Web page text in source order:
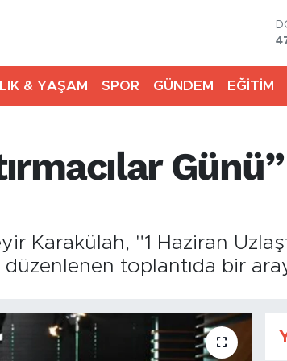
& YAŞAM SPOR GÜNDEM EĞİTİM
Karakülah, "1 Haziran
toplantıda bir